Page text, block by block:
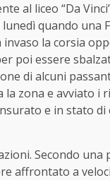
al liceo “Da
quando una
la corsia
poi essere
di alcuni
zona e avviato i
e in stato di
Secondo
affrontato a